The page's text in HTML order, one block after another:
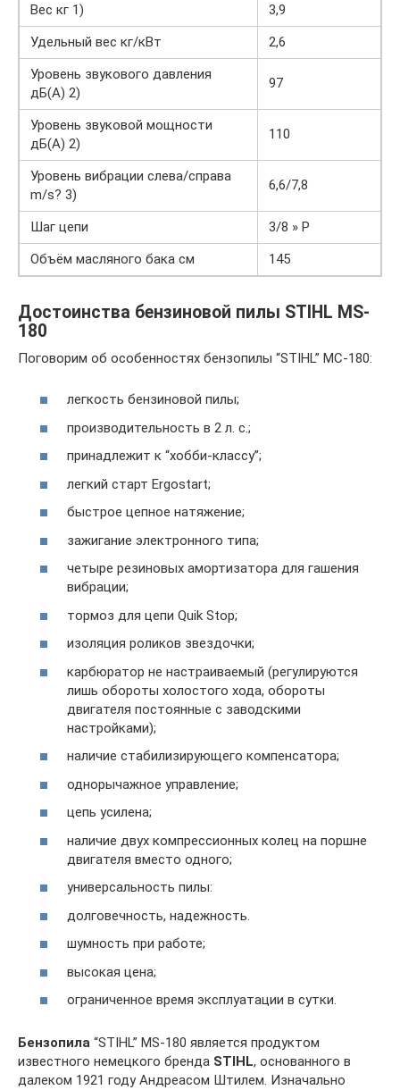
Вес кг 1)
3,9
Удельный вес кг/кВт
2,6
Уровень звукового давления
дБ(A) 2)
97
Уровень звуковой мощности
дБ(A) 2)
110
Уровень вибрации слева/справа
m/s? 3)
6,6/7,8
Шаг цепи
3/8 » P
Объём масляного бака см
145
Достоинства бензиновой пилы STIHL MS-
180
Поговорим об особенностях бензопилы “STIHL” МС-180:
легкость бензиновой пилы;
производительность в 2 л. с.;
принадлежит к “хобби-классу”;
легкий старт Ergostart;
быстрое цепное натяжение;
зажигание электронного типа;
четыре резиновых амортизатора для гашения
вибрации;
тормоз для цепи Quik Stop;
изоляция роликов звездочки;
карбюратор не настраиваемый (регулируются
лишь обороты холостого хода, обороты
двигателя постоянные с заводскими
настройками);
наличие стабилизирующего компенсатора;
однорычажное управление;
цепь усилена;
наличие двух компрессионных колец на поршне
двигателя вместо одного;
универсальность пилы:
долговечность, надежность.
шумность при работе;
высокая цена;
ограниченное время эксплуатации в сутки.
Бензопила “STIHL” MS-180 является продуктом
известного немецкого бренда STIHL, основанного в
далеком 1921 году Андреасом Штилем. Изначально